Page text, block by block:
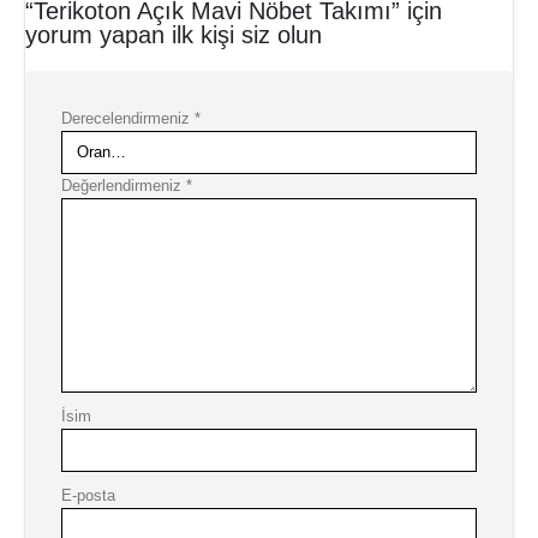
“Terikoton Açık Mavi Nöbet Takımı” için
yorum yapan ilk kişi siz olun
Derecelendirmeniz *
Değerlendirmeniz *
İsim
E-posta